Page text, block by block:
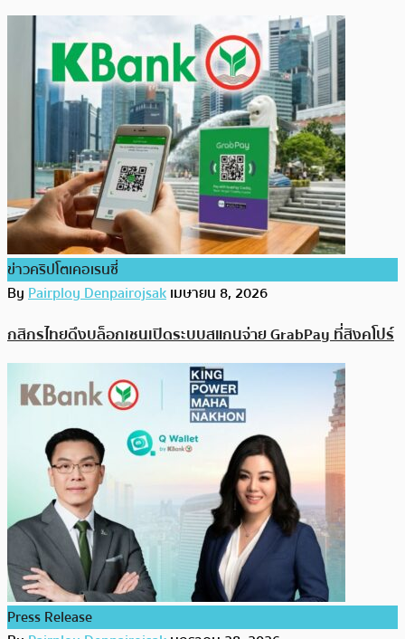
ข่าวคริปโตเคอเรนซี่
ByPairploy Denpairojsakเมษายน 8, 2026
กสิกรไทยดึงบล็อกเชนเปิดระบบสแกนจ่าย GrabPay ที่สิงคโปร์
Press Release